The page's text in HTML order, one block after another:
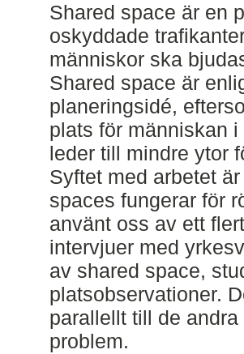
Shared space är en
oskyddade
människor ska
Shared space är
planeringsidé,
plats för människan
leder till mindre ytor
Syftet med arbetet
spaces fungerar för
använt oss av ett
intervjuer med
av shared space,
platsobservationer.
parallellt till de
problem.